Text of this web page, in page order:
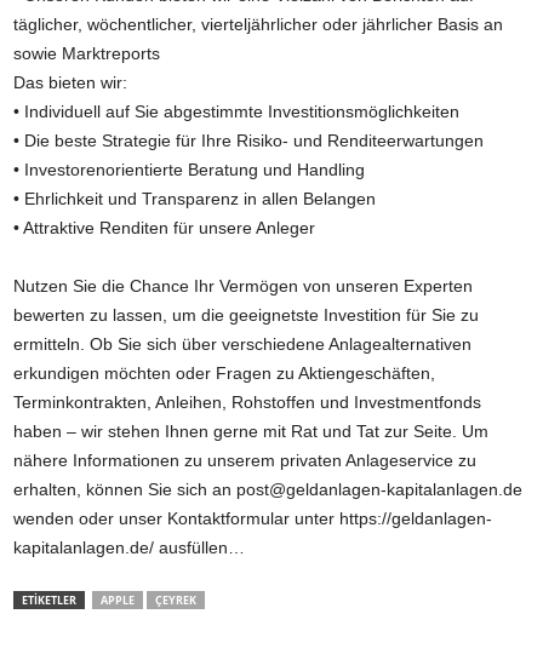
täglicher, wöchentlicher, vierteljährlicher oder jährlicher Basis an
sowie Marktreports
Das bieten wir:
• Individuell auf Sie abgestimmte Investitionsmöglichkeiten
• Die beste Strategie für Ihre Risiko- und Renditeerwartungen
• Investorenorientierte Beratung und Handling
• Ehrlichkeit und Transparenz in allen Belangen
• Attraktive Renditen für unsere Anleger
Nutzen Sie die Chance Ihr Vermögen von unseren Experten
bewerten zu lassen, um die geeignetste Investition für Sie zu
ermitteln. Ob Sie sich über verschiedene Anlagealternativen
erkundigen möchten oder Fragen zu Aktiengeschäften,
Terminkontrakten, Anleihen, Rohstoffen und Investmentfonds
haben – wir stehen Ihnen gerne mit Rat und Tat zur Seite. Um
nähere Informationen zu unserem privaten Anlageservice zu
erhalten, können Sie sich an post@geldanlagen-kapitalanlagen.de
wenden oder unser Kontaktformular unter https://geldanlagen-
kapitalanlagen.de/ ausfüllen…
ETİKETLER APPLE ÇEYREK